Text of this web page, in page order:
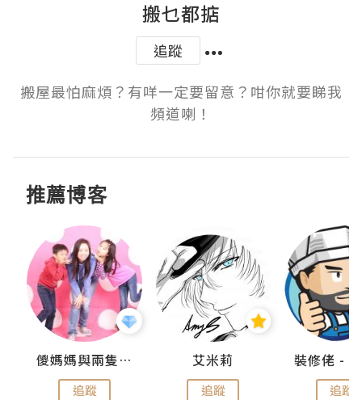
搬乜都掂
追蹤
搬屋最怕麻煩？有咩一定要留意？咁你就要睇我
頻道喇！
推薦博客
儍媽媽與兩隻小魔怪之家
追蹤
艾米莉
追蹤 追蹤